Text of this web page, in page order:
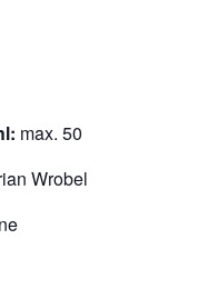
max. 50
Wrobel